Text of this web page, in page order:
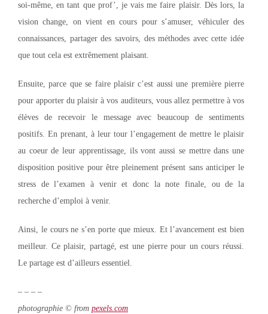
soi-même, en tant que prof’, je vais me faire plaisir. Dès lors, la
vision change, on vient en cours pour s’amuser, véhiculer des
connaissances, partager des savoirs, des méthodes avec cette idée
que tout cela est extrêmement plaisant.
Ensuite, parce que se faire plaisir c’est aussi une première pierre
pour apporter du plaisir à vos auditeurs, vous allez permettre à vos
élèves de recevoir le message avec beaucoup de sentiments
positifs. En prenant, à leur tour l’engagement de mettre le plaisir
au coeur de leur apprentissage, ils vont aussi se mettre dans une
disposition positive pour être pleinement présent sans anticiper le
stress de l’examen à venir et donc la note finale, ou de la
recherche d’emploi à venir.
Ainsi, le cours ne s’en porte que mieux. Et l’avancement est bien
meilleur. Ce plaisir, partagé, est une pierre pour un cours réussi.
Le partage est d’ailleurs essentiel.
– – – –
photographie © from pexels.com